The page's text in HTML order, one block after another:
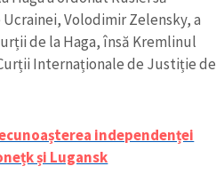
Volodimir Zelensky, a
de la Haga, însă Kremlinul
Internaționale de Justiție de
independenței
și Lugansk
imagine
media
știrei